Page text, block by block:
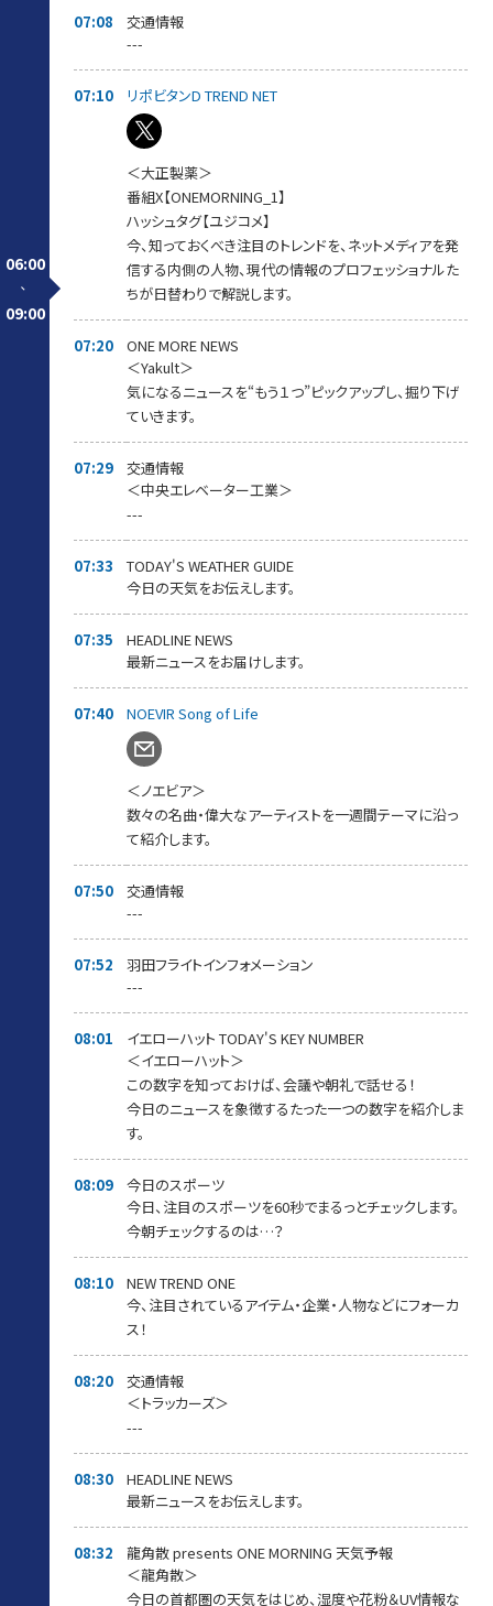
06:00
-
09:00
07:08
交通情報
---
07:10 リポビタンD TREND NET
＜大正製薬＞
番組X【ONEMORNING_1】
ハッシュタグ【ユジコメ】
今、知っておくべき注目のトレンドを、ネットメディアを発
信する内側の人物、現代の情報のプロフェッショナルた
ちが日替わりで解説します。
07:20
ONE MORE NEWS
＜Yakult＞
気になるニュースを“もう１つ”ピックアップし、掘り下げ
ていきます。
07:29
交通情報
＜中央エレベーター工業＞
---
07:33
TODAY'S WEATHER GUIDE
今日の天気をお伝えします。
07:35
HEADLINE NEWS
最新ニュースをお届けします。
07:40 NOEVIR Song of Life
＜ノエビア＞
数々の名曲・偉大なアーティストを一週間テーマに沿っ
て紹介します。
07:50
交通情報
---
07:52
羽田フライトインフォメーション
---
08:01
イエローハット TODAY'S KEY NUMBER
＜イエローハット＞
この数字を知っておけば、会議や朝礼で話せる！
今日のニュースを象徴するたった一つの数字を紹介しま
す。
08:09
今日のスポーツ
今日、注目のスポーツを60秒でまるっとチェックします。
今朝チェックするのは…？
08:10
NEW TREND ONE
今、注目されているアイテム・企業・人物などにフォーカ
ス！
08:20
交通情報
＜トラッカーズ＞
---
08:30
HEADLINE NEWS
最新ニュースをお伝えします。
08:32
龍角散 presents ONE MORNING 天気予報
＜龍角散＞
今日の首都圏の天気をはじめ、湿度や花粉＆UV情報な